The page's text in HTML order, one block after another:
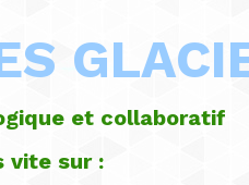
et collaboratif
vite sur :